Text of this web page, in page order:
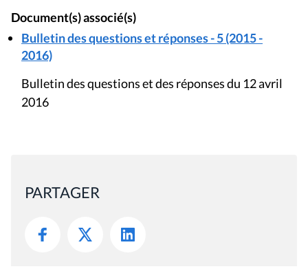
Document(s) associé(s)
Bulletin des questions et réponses - 5 (2015 -
2016)
Bulletin des questions et des réponses du 12 avril
2016
PARTAGER